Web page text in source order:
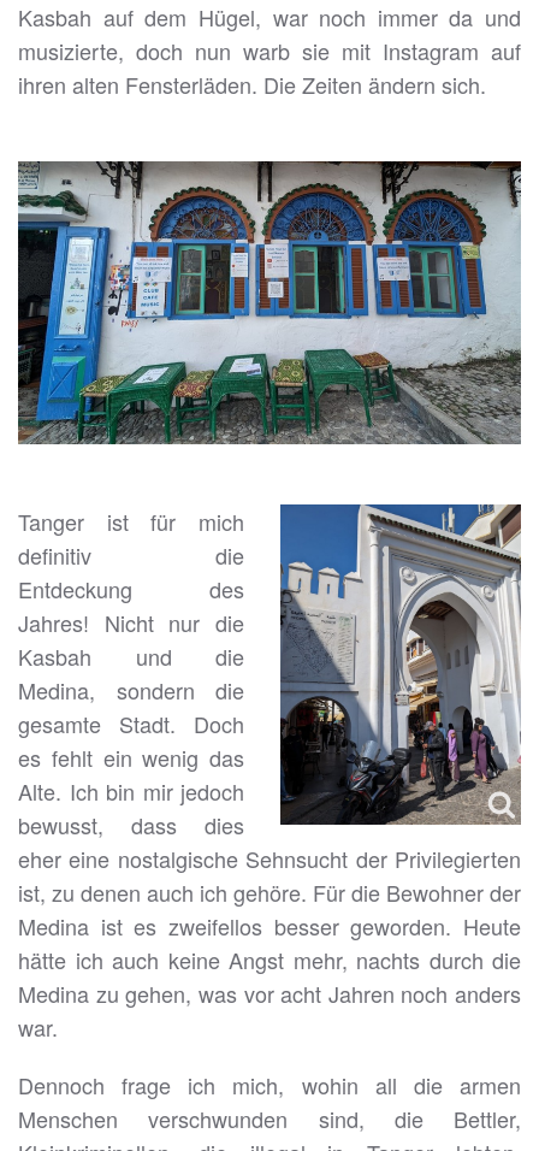
Kasbah auf dem Hügel, war noch immer da und
musizierte, doch nun warb sie mit Instagram auf
ihren alten Fensterläden. Die Zeiten ändern sich.
Tanger ist für mich
definitiv die
Entdeckung des
Jahres! Nicht nur die
Kasbah und die
Medina, sondern die
gesamte Stadt. Doch
es fehlt ein wenig das
Alte. Ich bin mir jedoch
bewusst, dass dies
eher eine nostalgische Sehnsucht der Privilegierten
ist, zu denen auch ich gehöre. Für die Bewohner der
Medina ist es zweifellos besser geworden. Heute
hätte ich auch keine Angst mehr, nachts durch die
Medina zu gehen, was vor acht Jahren noch anders
war.
Dennoch frage ich mich, wohin all die armen
Menschen verschwunden sind, die Bettler,